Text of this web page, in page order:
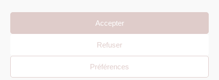
Accepter
Refuser
Préférences